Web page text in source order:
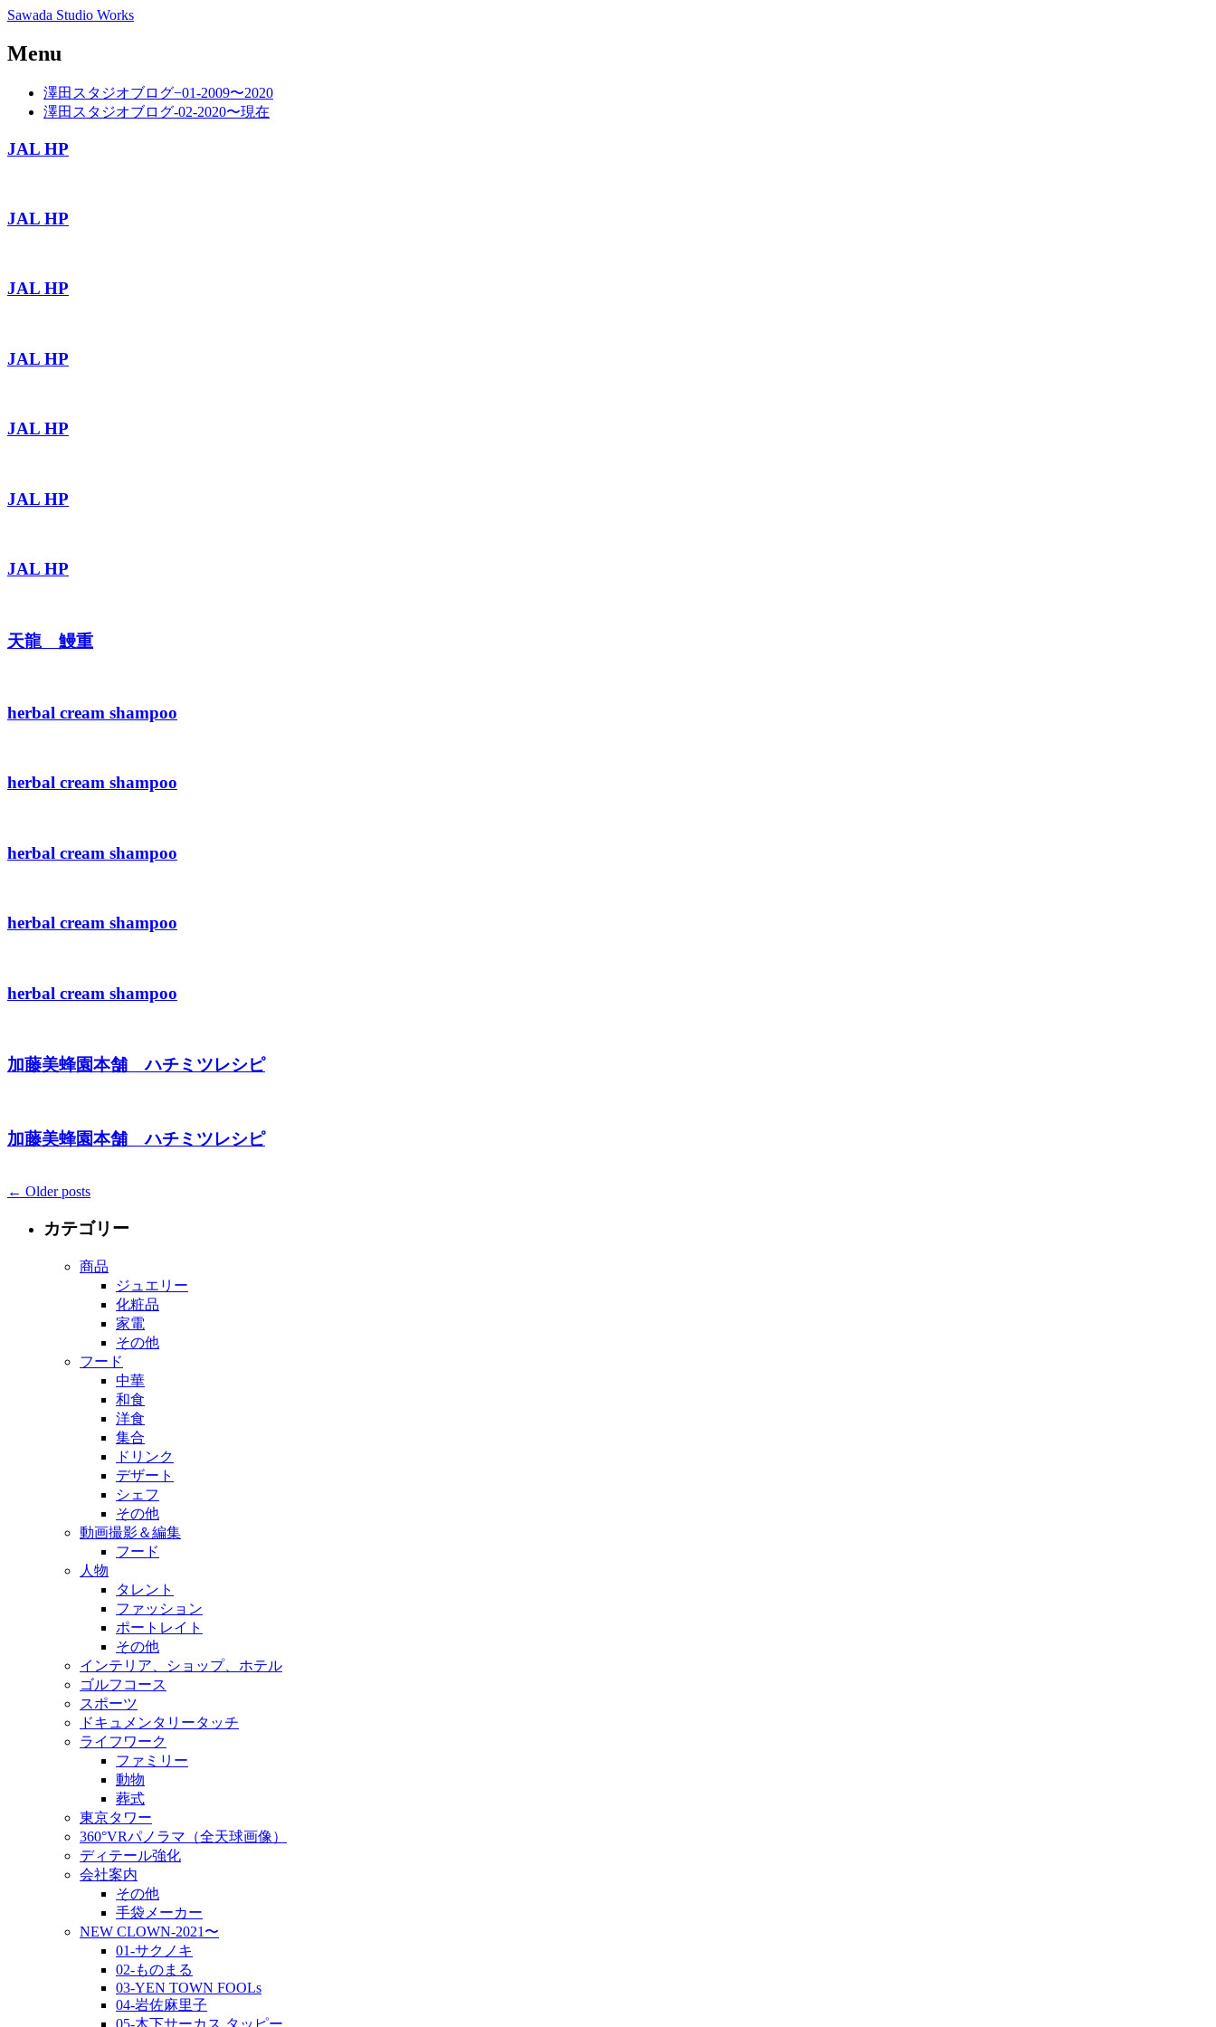
Sawada Studio Works
Menu
Skip
content
澤田スタジオブログ−01-2009〜2020
澤田スタジオブログ-02-2020〜現在
JAL HP
JAL HP
JAL HP
JAL HP
JAL HP
JAL HP
JAL HP
天龍 鰻重
herbal cream shampoo
herbal cream shampoo
herbal cream shampoo
herbal cream shampoo
herbal cream shampoo
加藤美蜂園本舗 ハチミツレシピ
加藤美蜂園本舗 ハチミツレシピ
Posts
navigation
← Older posts
カテゴリー
商品
ジュエリー
化粧品
家電
その他
フード
中華
和食
洋食
集合
ドリンク
デザート
シェフ
その他
動画撮影＆編集
フード
人物
タレント
ファッション
ポートレイト
その他
インテリア、ショップ、ホテル
ゴルフコース
スポーツ
ドキュメンタリータッチ
ライフワーク
ファミリー
動物
葬式
東京タワー
360°VRパノラマ（全天球画像）
ディテール強化
会社案内
その他
手袋メーカー
NEW CLOWN-2021〜
01-サクノキ
02-ものまる
03-YEN TOWN FOOLs
04-岩佐麻里子
05-木下サーカス タッピー